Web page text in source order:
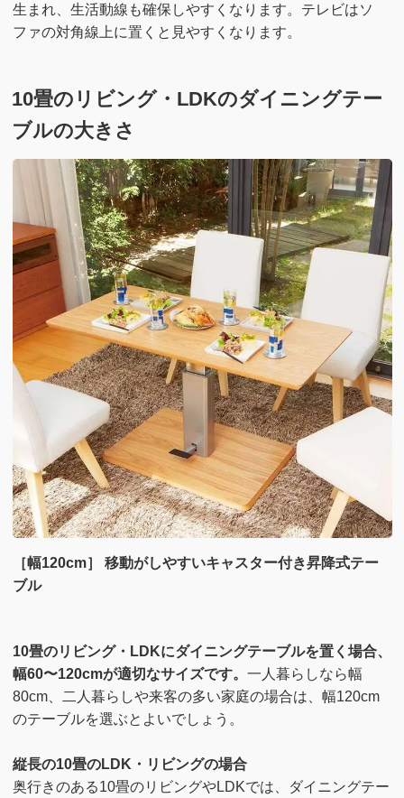
生まれ、生活動線も確保しやすくなります。テレビはソ
ファの対角線上に置くと見やすくなります。
10畳のリビング・LDKのダイニングテー
ブルの大きさ
［幅120cm］ 移動がしやすいキャスター付き昇降式テー
ブル
10畳のリビング・LDKにダイニングテーブルを置く場合、
幅60〜120cmが適切なサイズです。 一人暮らしなら幅
80cm、二人暮らしや来客の多い家庭の場合は、幅120cm
のテーブルを選ぶとよいでしょう。
縦長の10畳のLDK・リビングの場合
奥行きのある10畳のリビングやLDKでは、ダイニングテー